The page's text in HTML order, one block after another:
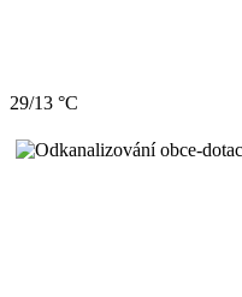
29/13 °C